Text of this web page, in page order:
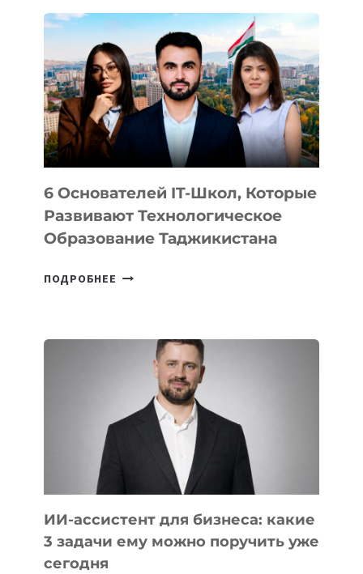
ВНЕШНЕГО
ВИДА
НОВОГО
УСТРОЙСТВА
ОТ
OPENAI
6 Основателей IT-Школ, Которые
Развивают Технологическое
Образование Таджикистана
ПОДРОБНЕЕ
КОТОРЫЕ
РАЗВИВАЮТ
ТЕХНОЛОГИЧЕСКОЕ
ОБРАЗОВАНИЕ
ТАДЖИКИСТАНА
ИИ-ассистент для бизнеса: какие
3 задачи ему можно поручить уже
сегодня